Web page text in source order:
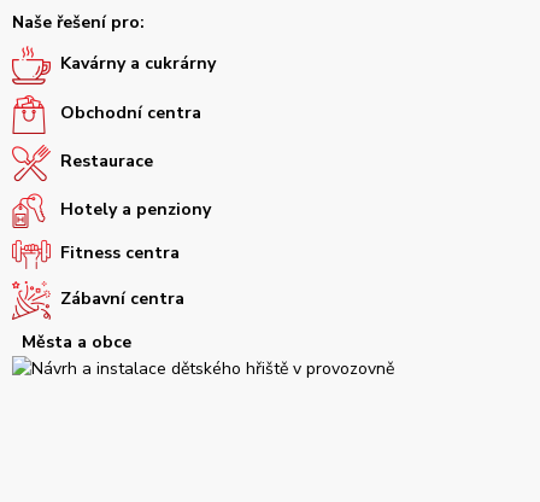
Naše řešení pro:
Kavárny a cukrárny
Obchodní centra
Restaurace
Hotely a penziony
Fitness centra
Zábavní centra
Města a obce